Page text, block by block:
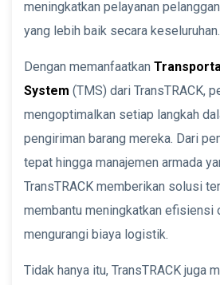
meningkatkan pelayanan
yang lebih baik secara keseluruhan.
Dengan memanfaatkan
System (TMS) dari TransTRACK,
mengoptimalkan setiap langkah
pengiriman barang mereka. Dari
tepat hingga manajemen armada
TransTRACK memberikan solusi
membantu meningkatkan efisiensi
mengurangi biaya logistik.
Tidak hanya itu, TransTRACK juga